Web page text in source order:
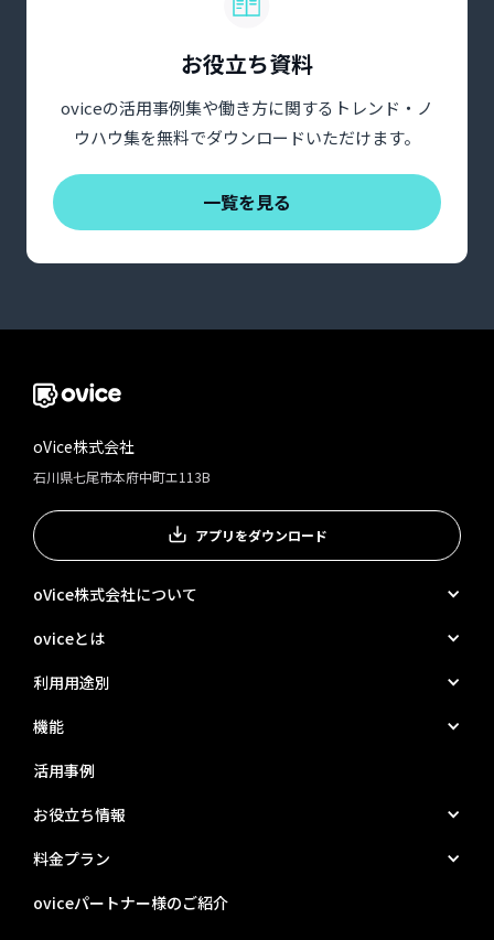
お役立ち資料
oviceの活用事例集や働き方に関するトレンド・ノ
ウハウ集を無料でダウンロードいただけます。
一覧を見る
oVice株式会社
石川県七尾市本府中町エ113B
アプリをダウンロード
oVice株式会社について
oviceとは
利用用途別
機能
活用事例
お役立ち情報
料金プラン
oviceパートナー様のご紹介